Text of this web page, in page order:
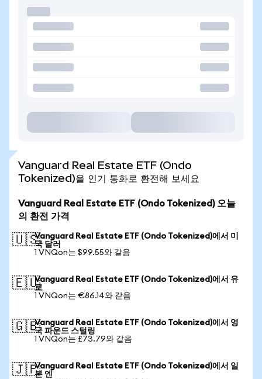
Vanguard Real Estate ETF (Ondo
Tokenized)을 인기 통화로 환전해 보세요
Vanguard Real Estate ETF (Ondo Tokenized) 오늘
의 환전 가격
🇺🇸Vanguard Real Estate ETF (Ondo Tokenized)에서 미
국 달러
1 VNQon는 $99.55와 같음
🇪🇺Vanguard Real Estate ETF (Ondo Tokenized)에서 유
로
1 VNQon는 €86.14와 같음
🇬🇧Vanguard Real Estate ETF (Ondo Tokenized)에서 영
국 파운드 스털링
1 VNQon는 £73.79와 같음
🇯🇵Vanguard Real Estate ETF (Ondo Tokenized)에서 일
본 엔